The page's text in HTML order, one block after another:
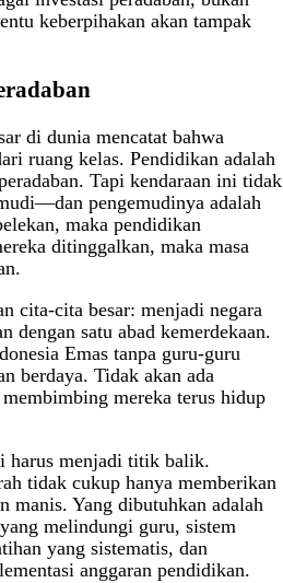
keberpihakan akan tampak
di dunia mencatat bahwa
ruang kelas. Pendidikan adalah
Tapi kendaraan ini tidak
pengemudinya adalah
maka pendidikan
ditinggalkan, maka masa
cita-cita besar: menjadi negara
dengan satu abad kemerdekaan.
Emas tanpa guru-guru
berdaya. Tidak akan ada
mereka terus hidup
harus menjadi titik balik.
tidak cukup hanya memberikan
manis. Yang dibutuhkan adalah
melindungi guru, sistem
yang sistematis, dan
anggaran pendidikan.